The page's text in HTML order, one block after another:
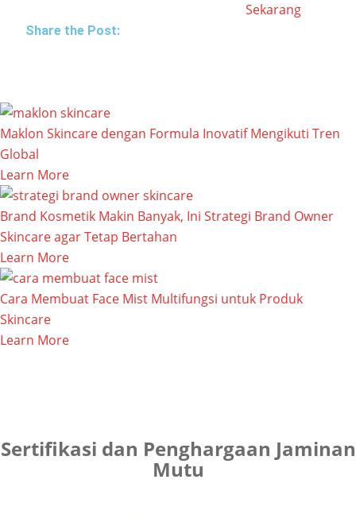
Sekarang
Share the Post:
Maklon Skincare dengan Formula Inovatif Mengikuti Tren
Global
Learn More
Brand Kosmetik Makin Banyak, Ini Strategi Brand Owner
Skincare agar Tetap Bertahan
Learn More
Cara Membuat Face Mist Multifungsi untuk Produk
Skincare
Learn More
Sertifikasi dan Penghargaan Jaminan
Mutu